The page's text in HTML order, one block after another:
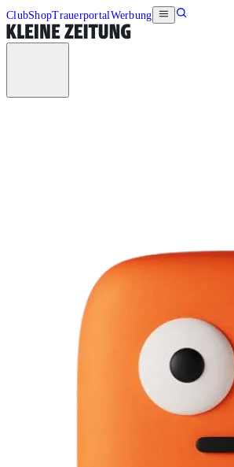
ClubShopTrauerportalWerbung